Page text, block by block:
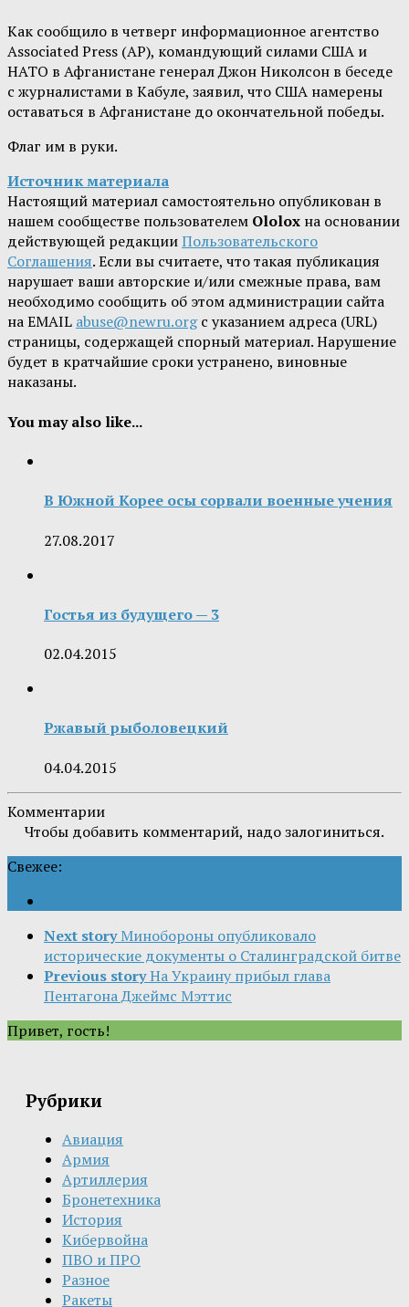
Как сообщило в четверг информационное агентство
Associated Press (AP), командующий силами США и
НАТО в Афганистане генерал Джон Николсон в беседе
с журналистами в Кабуле, заявил, что США намерены
оставаться в Афганистане до окончательной победы.
Флаг им в руки.
Источник материала
Настоящий материал самостоятельно опубликован в
нашем сообществе пользователем Ololox на основании
действующей редакцииПользовательского
Соглашения. Если вы считаете, что такая публикация
нарушает ваши авторские и/или смежные права, вам
необходимо сообщить об этом администрации сайта
на EMAIL abuse@newru.orgс указанием адреса (URL)
страницы, содержащей спорный материал. Нарушение
будет в кратчайшие сроки устранено, виновные
наказаны.
You may also like...
В Южной Корее осы сорвали военные учения
27.08.2017
Гостья из будущего — 3
02.04.2015
Ржавый рыболовецкий
04.04.2015
Комментарии
Чтобы добавить комментарий, надо залогиниться.
Свежее:
Next story Минобороны опубликовало
исторические документы о Сталинградской битве
Previous storyНа Украину прибыл глава
Пентагона Джеймс Мэттис
Привет, гость!
Рубрики
Авиация
Армия
Артиллерия
Бронетехника
История
Кибервойна
ПВО и ПРО
Разное
Ракеты